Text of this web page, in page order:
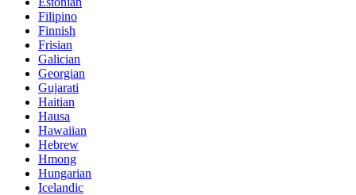
Filipino
Finnish
Frisian
Galician
Georgian
Gujarati
Haitian
Hausa
Hawaiian
Hebrew
Hmong
Hungarian
Icelandic